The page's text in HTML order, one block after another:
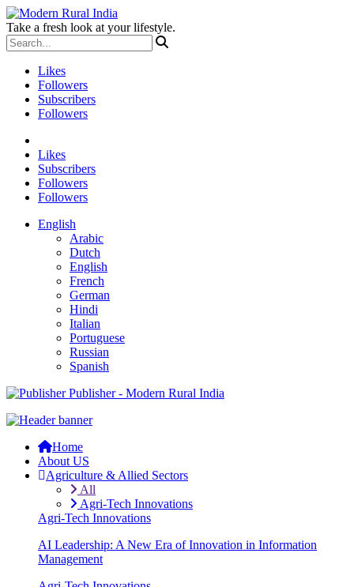
Take a fresh look at your lifestyle.
Likes
Followers
Subscribers
Followers
Likes
Subscribers
Followers
Followers
English
Arabic
Dutch
English
French
German
Hindi
Italian
Portuguese
Russian
Spanish
Publisher - Modern Rural India
Home
About US
Agriculture & Allied Sectors
All
Agri-Tech Innovations
Agri-Tech Innovations
AI Leadership: A New Era of Innovation in Information
Management